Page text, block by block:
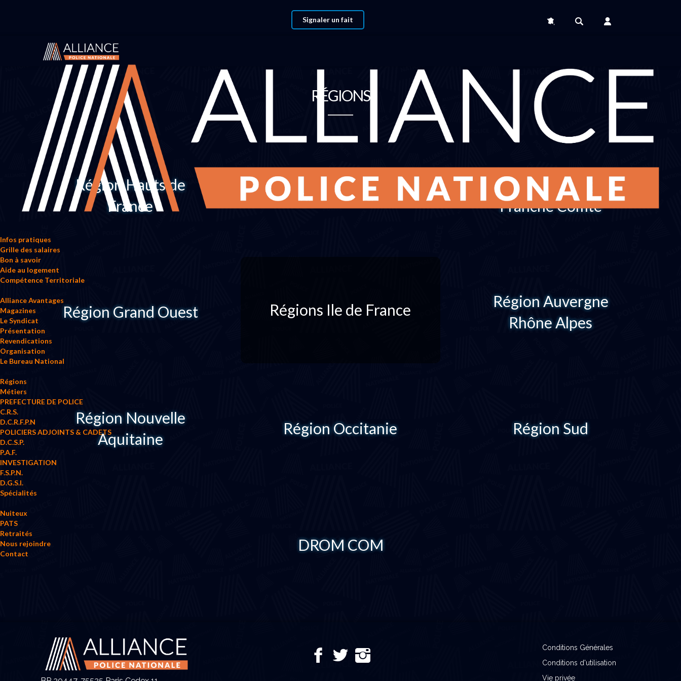
Signaler un fait
Infos pratiques
Grille des salaires
Bon à savoir
Aide au logement
Compétence Territoriale
Alliance Avantages
Magazines
Le Syndicat
Présentation
Revendications
Organisation
Le Bureau National
Régions
Métiers
PREFECTURE DE POLICE
C.R.S.
D.C.R.F.P.N
POLICIERS ADJOINTS & CADETS
D.C.S.P.
P.A.F.
INVESTIGATION
F.S.P.N.
D.G.S.I.
Spécialités
Nuiteux
PATS
Retraités
Nous rejoindre
Contact
RÉGIONS
Région Hauts de
France
Région Grand Est
Région Bourgogne
Franche Comté
Région Grand Ouest Régions Ile de France
Région Auvergne
Rhône Alpes
Région Nouvelle
Aquitaine
Région Occitanie Région Sud
DROM COM
Conditions Générales
Conditions d'utilisation
Vie privée